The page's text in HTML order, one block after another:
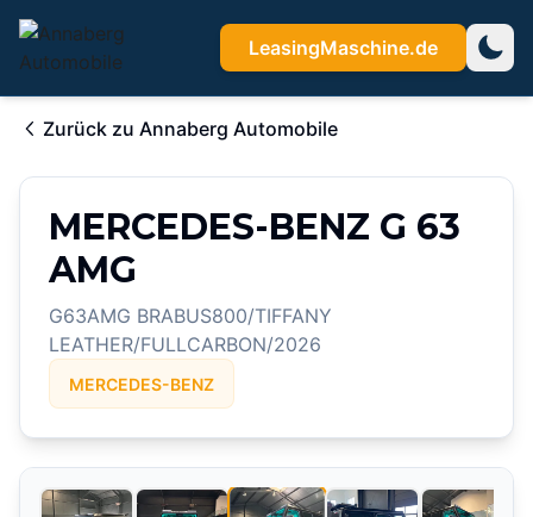
LeasingMaschine.de
Zurück zu Annaberg Automobile
MERCEDES-BENZ G 63
AMG
G63AMG BRABUS800/TIFFANY
LEATHER/FULLCARBON/2026
MERCEDES-BENZ